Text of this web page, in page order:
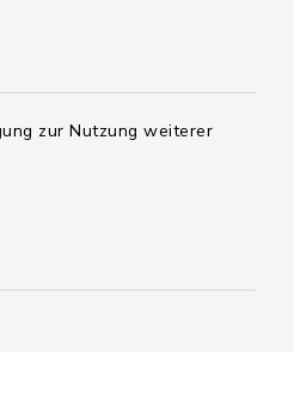
zur Nutzung weiterer